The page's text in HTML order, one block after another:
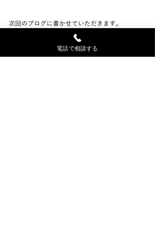
次回のブログに書かせていただきます。
久々の更新をお読みいただきましてありがとう
電話で相談する